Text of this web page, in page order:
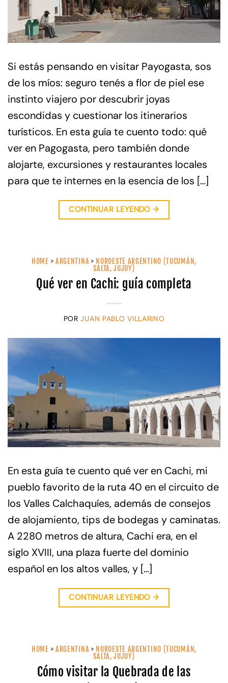
Si estás pensando en visitar Payogasta, sos
de los míos: seguro tenés a flor de piel ese
instinto viajero por descubrir joyas
escondidas y cuestionar los itinerarios
turísticos. En esta guía te cuento todo: qué
ver en Pagogasta, pero también donde
alojarte, excursiones y restaurantes locales
para que te internes en la esencia de los […]
CONTINUAR LEYENDO→
HOME > ARGENTINA > NOROESTE ARGENTINO (TUCUMÁN,
SALTA, JUJUY)
Qué ver en Cachi: guía completa
PORJUAN PABLO VILLARINO
En esta guía te cuento qué ver en Cachi, mi
pueblo favorito de la ruta 40 en el circuito de
los Valles Calchaquíes, además de consejos
de alojamiento, tips de bodegas y caminatas.
A 2280 metros de altura, Cachi era, en el
siglo XVIII, una plaza fuerte del dominio
español en los altos valles, y […]
CONTINUAR LEYENDO→
HOME > ARGENTINA > NOROESTE ARGENTINO (TUCUMÁN,
SALTA, JUJUY)
Cómo visitar la Quebrada de las